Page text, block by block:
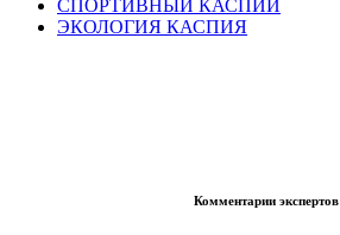
СПОРТИВНЫЙ КАСПИЙ
ЭКОЛОГИЯ КАСПИЯ
Комментарии экспертов